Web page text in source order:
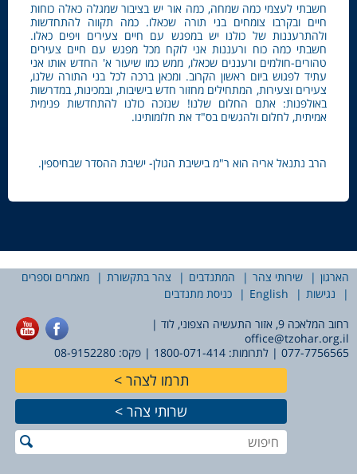
חשבתי לעצמי כמה שמחה, כמה אור יש בציבור שמגלה כאלה כוחות
חיים ובקרבו צומחים בני תורה שכאלו. כמה תקווה להתחדשות
ולהתרעננות של כולנו יש במפגש עם חיים צעירים ויפים כאלו.
חשבתי כמה כוח ורעננות אני לוקח מכל מפגש עם חיים צעירים
טהורים-חולמים ורעננים שכאלו, ממש כמו שיעור א' החדש אותו אני
עתיד לפגוש ביום ראשון הקרוב. ומכאן ברכה לכל בני התורה שלנו,
צעירים וצעירות, המתחילים מחזור חדש בישיבות, ובמכינות, במדרשות
באולפנות: אתם החלום שלנו! שנזכה כולנו להתחדשות פנימית
אמיתית, לחלום ולהגשים בס"ד את חלומותינו.
הרב נתנאל אריה הוא ר"מ בישיבת הגולן- ישיבת ההסדר שבחיספין.
הארגון שירותי צהר המתנדבים צהר בתקשורת
מאמרים וספרים
נגישות
English
כניסת מתנדבים
רחוב המלאכה 9, אזור התעשיה הצפוני, לוד |
office@tzohar.org.il
077-7756565 | לתרומות: 1800-071-414 | פקס: 08-9152280
תרמו לצהר
שרותי צהר